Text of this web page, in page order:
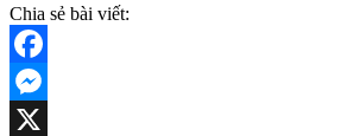
Chia sẻ bài viết:
Facebook
Messenger